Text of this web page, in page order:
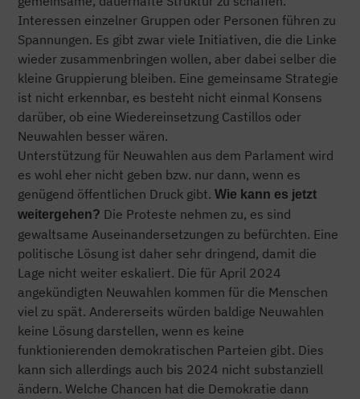
Interessen einzelner Gruppen oder Personen führen zu
Spannungen. Es gibt zwar viele Initiativen, die die Linke
wieder zusammenbringen wollen, aber dabei selber die
kleine Gruppierung bleiben. Eine gemeinsame Strategie
ist nicht erkennbar, es besteht nicht einmal Konsens
darüber, ob eine Wiedereinsetzung Castillos oder
Neuwahlen besser wären.
Unterstützung für Neuwahlen aus dem Parlament wird
es wohl eher nicht geben bzw. nur dann, wenn es
genügend öffentlichen Druck gibt.Wie kann es jetzt
weitergehen? Die Proteste nehmen zu, es sind
gewaltsame Auseinandersetzungen zu befürchten. Eine
politische Lösung ist daher sehr dringend, damit die
Lage nicht weiter eskaliert. Die für April 2024
angekündigten Neuwahlen kommen für die Menschen
viel zu spät. Andererseits würden baldige Neuwahlen
keine Lösung darstellen, wenn es keine
funktionierenden demokratischen Parteien gibt. Dies
kann sich allerdings auch bis 2024 nicht substanziell
ändern. Welche Chancen hat die Demokratie dann